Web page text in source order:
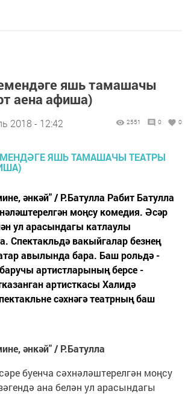
яшь тамашачы
аена афиша)
2018 - 12:42 2551 0 0
әнкәй" / Р.Батулла Рабит Батулла
моңсу комедия. Әсәр
ул арасындагы катлаулы
Спектакльдә вакыйгалар безнең
авылында бара. Баш рольдә -
артистларының берсе -
артисткасы Халидә
сәхнәгә театрның баш
әнкәй" / Р.Батулла
буенча сәхнәләштерелгән моңсу
ана белән ул арасындагы